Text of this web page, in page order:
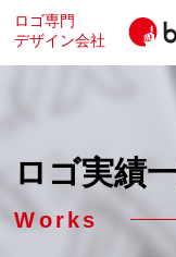
ロゴ専門
デザイン会社
ロゴ実績
Works